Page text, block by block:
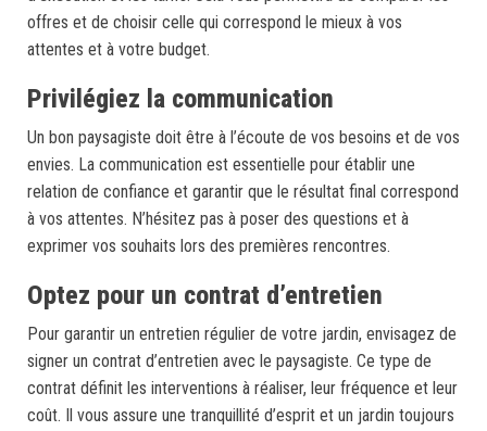
offres et de choisir celle qui correspond le mieux à vos
attentes et à votre budget.
Privilégiez la communication
Un bon paysagiste doit être à l’écoute de vos besoins et de vos
envies. La communication est essentielle pour établir une
relation de confiance et garantir que le résultat final correspond
à vos attentes. N’hésitez pas à poser des questions et à
exprimer vos souhaits lors des premières rencontres.
Optez pour un contrat d’entretien
Pour garantir un entretien régulier de votre jardin, envisagez de
signer un contrat d’entretien avec le paysagiste. Ce type de
contrat définit les interventions à réaliser, leur fréquence et leur
coût. Il vous assure une tranquillité d’esprit et un jardin toujours